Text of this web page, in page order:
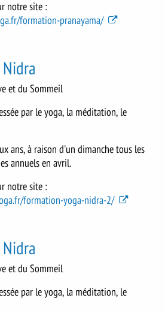
notre site :
formation-pranayama/
et du Sommeil
par le yoga, la méditation, le
ans, à raison d'un dimanche tous les
annuels en avril.
notre site :
formation-yoga-nidra-2/
et du Sommeil
par le yoga, la méditation, le